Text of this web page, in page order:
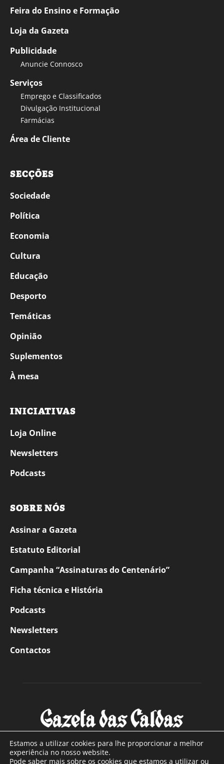
Feira do Ensino e Formação
Loja da Gazeta
Publicidade
Anuncie Connosco
Serviços
Emprego e Classificados
Divulgação Institucional
Farmácias
Área de Cliente
SECÇÕES
Sociedade
Política
Economia
Cultura
Educação
Desporto
Temáticas
Opinião
Suplementos
À mesa
INICIATIVAS
Loja Online
Newsletters
Podcasts
SOBRE NÓS
Assinar a Gazeta
Estatuto Editorial
Campanha “Assinaturas do Centenário”
Ficha técnica e História
Podcasts
Newsletters
Contactos
Estamos a utilizar cookies para lhe proporcionar a melhor
experiência no nosso website.
Pode saber mais sobre os cookies que estamos a utilizar ou